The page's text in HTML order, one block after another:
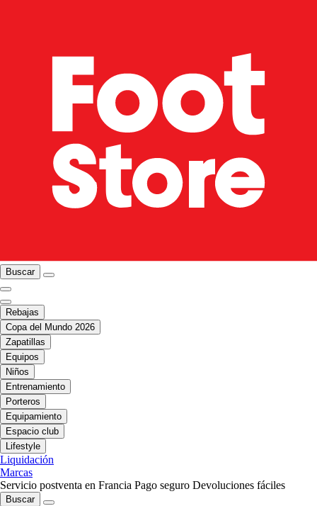
Buscar
Rebajas
Copa del Mundo 2026
Zapatillas
Equipos
Niños
Entrenamiento
Porteros
Equipamiento
Espacio club
Lifestyle
Liquidación
Marcas
Servicio postventa en Francia Pago seguro Devoluciones fáciles
Buscar